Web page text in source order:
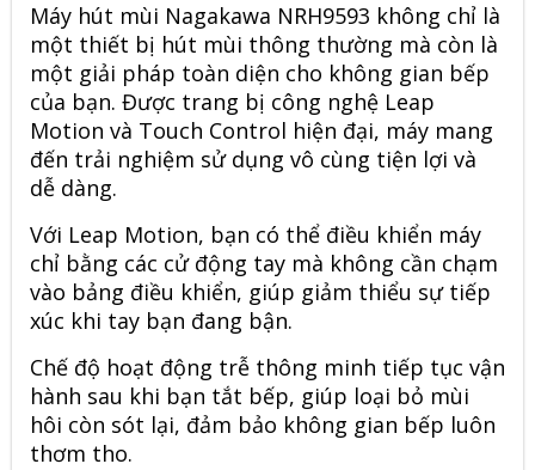
Máy hút mùi Nagakawa NRH9593 không chỉ là
một thiết bị hút mùi thông thường mà còn là
một giải pháp toàn diện cho không gian bếp
của bạn. Được trang bị công nghệ Leap
Motion và Touch Control hiện đại, máy mang
đến trải nghiệm sử dụng vô cùng tiện lợi và
dễ dàng.
Với Leap Motion, bạn có thể điều khiển máy
chỉ bằng các cử động tay mà không cần chạm
vào bảng điều khiển, giúp giảm thiểu sự tiếp
xúc khi tay bạn đang bận.
Chế độ hoạt động trễ thông minh tiếp tục vận
hành sau khi bạn tắt bếp, giúp loại bỏ mùi
hôi còn sót lại, đảm bảo không gian bếp luôn
thơm tho.